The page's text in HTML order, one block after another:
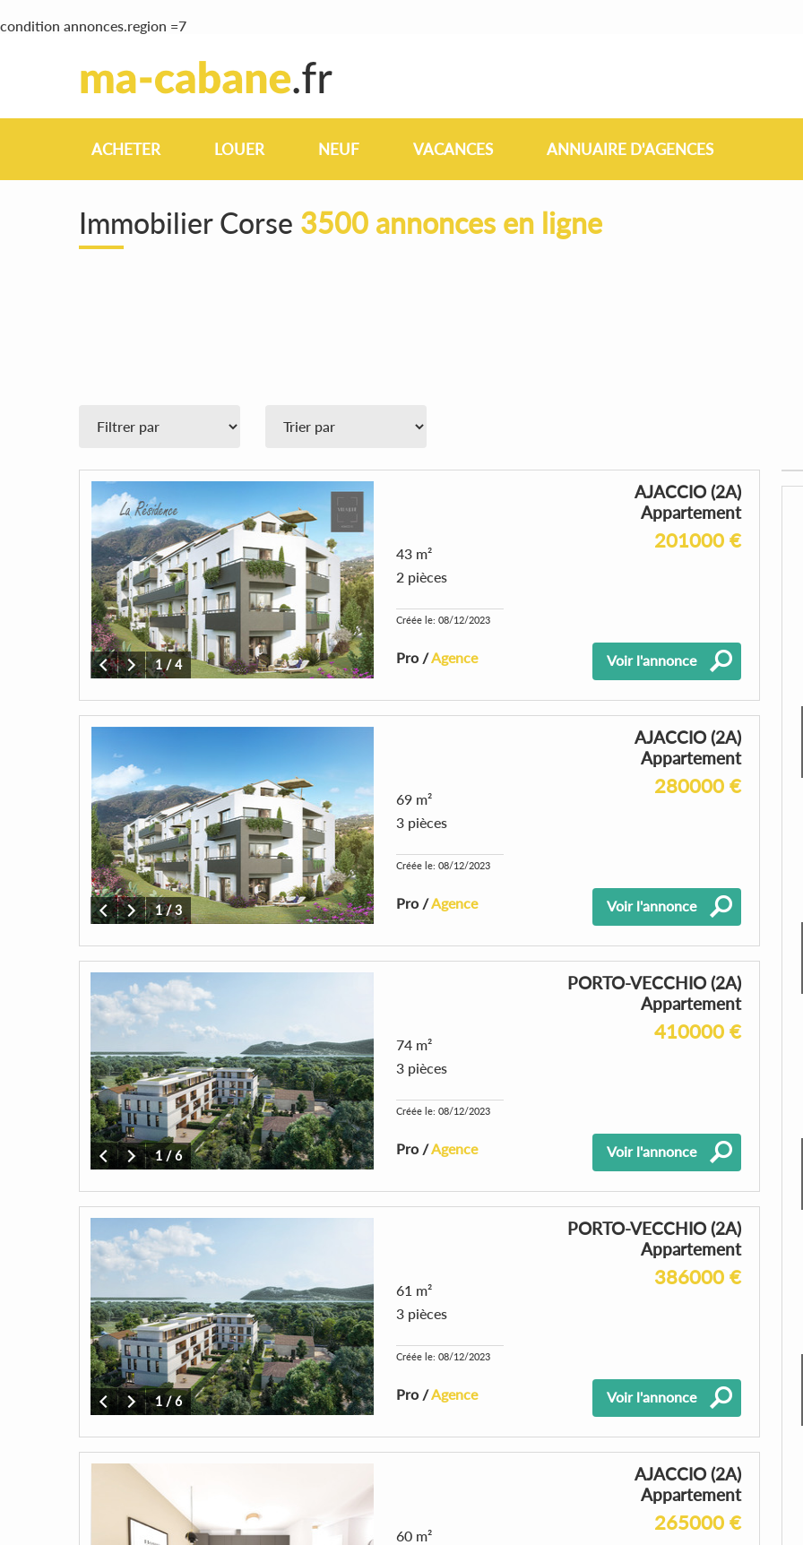
condition annonces.region =7
ACHETER LOUER NEUF VACANCES ANNUAIRE D'AGENCES
Immobilier Corse 3500 annonces en ligne
1 /4
AJACCIO (2A)
Appartement
201000 €
43 m²
2 pièces
Créée le: 08/12/2023
Pro /Agence Voir l'annonce
1/3
AJACCIO (2A)
Appartement
280000 €
69 m²
3 pièces
Créée le: 08/12/2023
Pro /Agence Voir l'annonce
1 /6
PORTO-VECCHIO (2A)
Appartement
410000 €
74 m²
3 pièces
Créée le: 08/12/2023
Pro /Agence Voir l'annonce
1 /6
PORTO-VECCHIO (2A)
Appartement
386000 €
61 m²
3 pièces
Créée le: 08/12/2023
Pro /Agence Voir l'annonce
AJACCIO (2A)
Appartement
265000 €
60 m²